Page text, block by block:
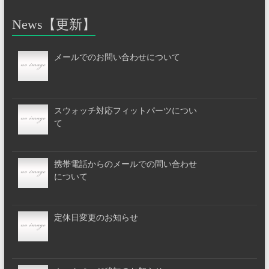
News【更新】
メールでのお問い合わせについて
スウォッチ対応フィットパーツについ
て
携帯電話からのメールでの問い合わせ
について
定休日変更のお知らせ